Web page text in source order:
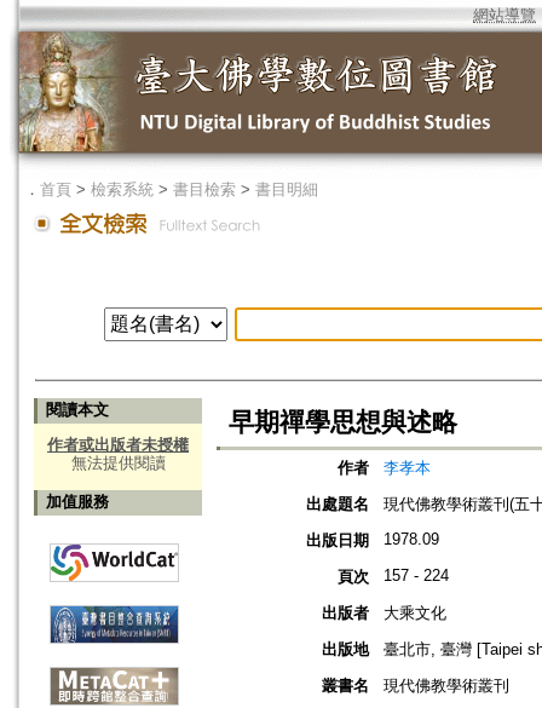
網站導覽
． 首頁 > 檢索系統 > 書目檢索 > 書目明細
閱讀本文
作者或出版者未授權
無法提供閱讀
加值服務
早期禪學思想與述略
作者
李孝本
出處題名
現代佛教學術叢刊(五
出版日期
1978.09
頁次 157 - 224
出版者
大乘文化
出版地
臺北市, 臺灣 [Taipei
叢書名
現代佛教學術叢刊